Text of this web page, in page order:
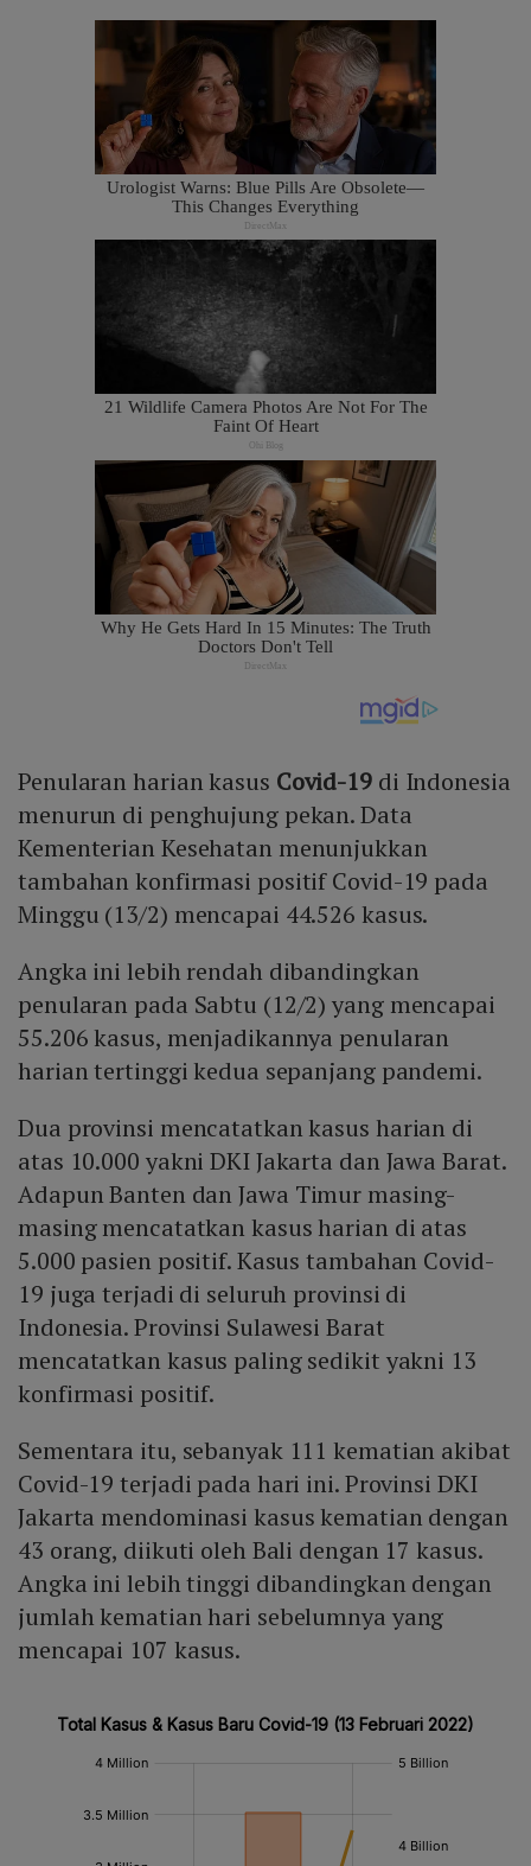
Penularan harian kasus Covid-19di Indonesia
menurun di penghujung pekan. Data
Kementerian Kesehatan menunjukkan
tambahan konfirmasi positif Covid-19 pada
Minggu (13/2) mencapai 44.526 kasus.
Angka ini lebih rendah dibandingkan
penularan pada Sabtu (12/2) yang mencapai
55.206 kasus, menjadikannya penularan
harian tertinggi kedua sepanjang pandemi.
Dua provinsi mencatatkan kasus harian di
atas 10.000 yakni DKI Jakarta dan Jawa Barat.
Adapun Banten dan Jawa Timur masing-
masing mencatatkan kasus harian di atas
5.000 pasien positif. Kasus tambahan Covid-
19 juga terjadi di seluruh provinsi di
Indonesia. Provinsi Sulawesi Barat
mencatatkan kasus paling sedikit yakni 13
konfirmasi positif.
Sementara itu, sebanyak 111 kematian akibat
Covid-19 terjadi pada hari ini. Provinsi DKI
Jakarta mendominasi kasus kematian dengan
43 orang, diikuti oleh Bali dengan 17 kasus.
Angka ini lebih tinggi dibandingkan dengan
jumlah kematian hari sebelumnya yang
mencapai 107 kasus.